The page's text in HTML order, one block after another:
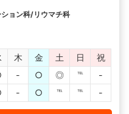
ョン科/リウマチ科
木 金 土 日
祝
- ○ ◎ ℡
-
- ○ ℡ ℡ -